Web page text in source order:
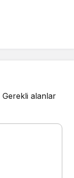
Gerekli alanlar